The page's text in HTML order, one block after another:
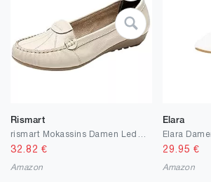
Rismart
32.82 €
Amazon
Elara
29.95 €
Amazon